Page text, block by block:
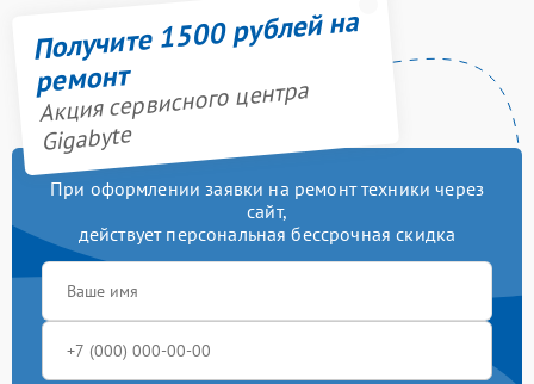
Получите 1500 рублей на
ремонт
Акция сервисного центра
Gigabyte
При оформлении заявки на ремонт техники через
сайт,
действует персональная бессрочная скидка